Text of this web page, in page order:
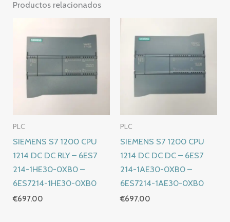
Productos relacionados
PLC
SIEMENS S7 1200 CPU
1214 DC DC RLY – 6ES7
214-1HE30-0XB0 –
6ES7214-1HE30-0XB0
€697.00
PLC
SIEMENS S7 1200 CPU
1214 DC DC DC – 6ES7
214-1AE30-0XB0 –
6ES7214-1AE30-0XB0
€697.00